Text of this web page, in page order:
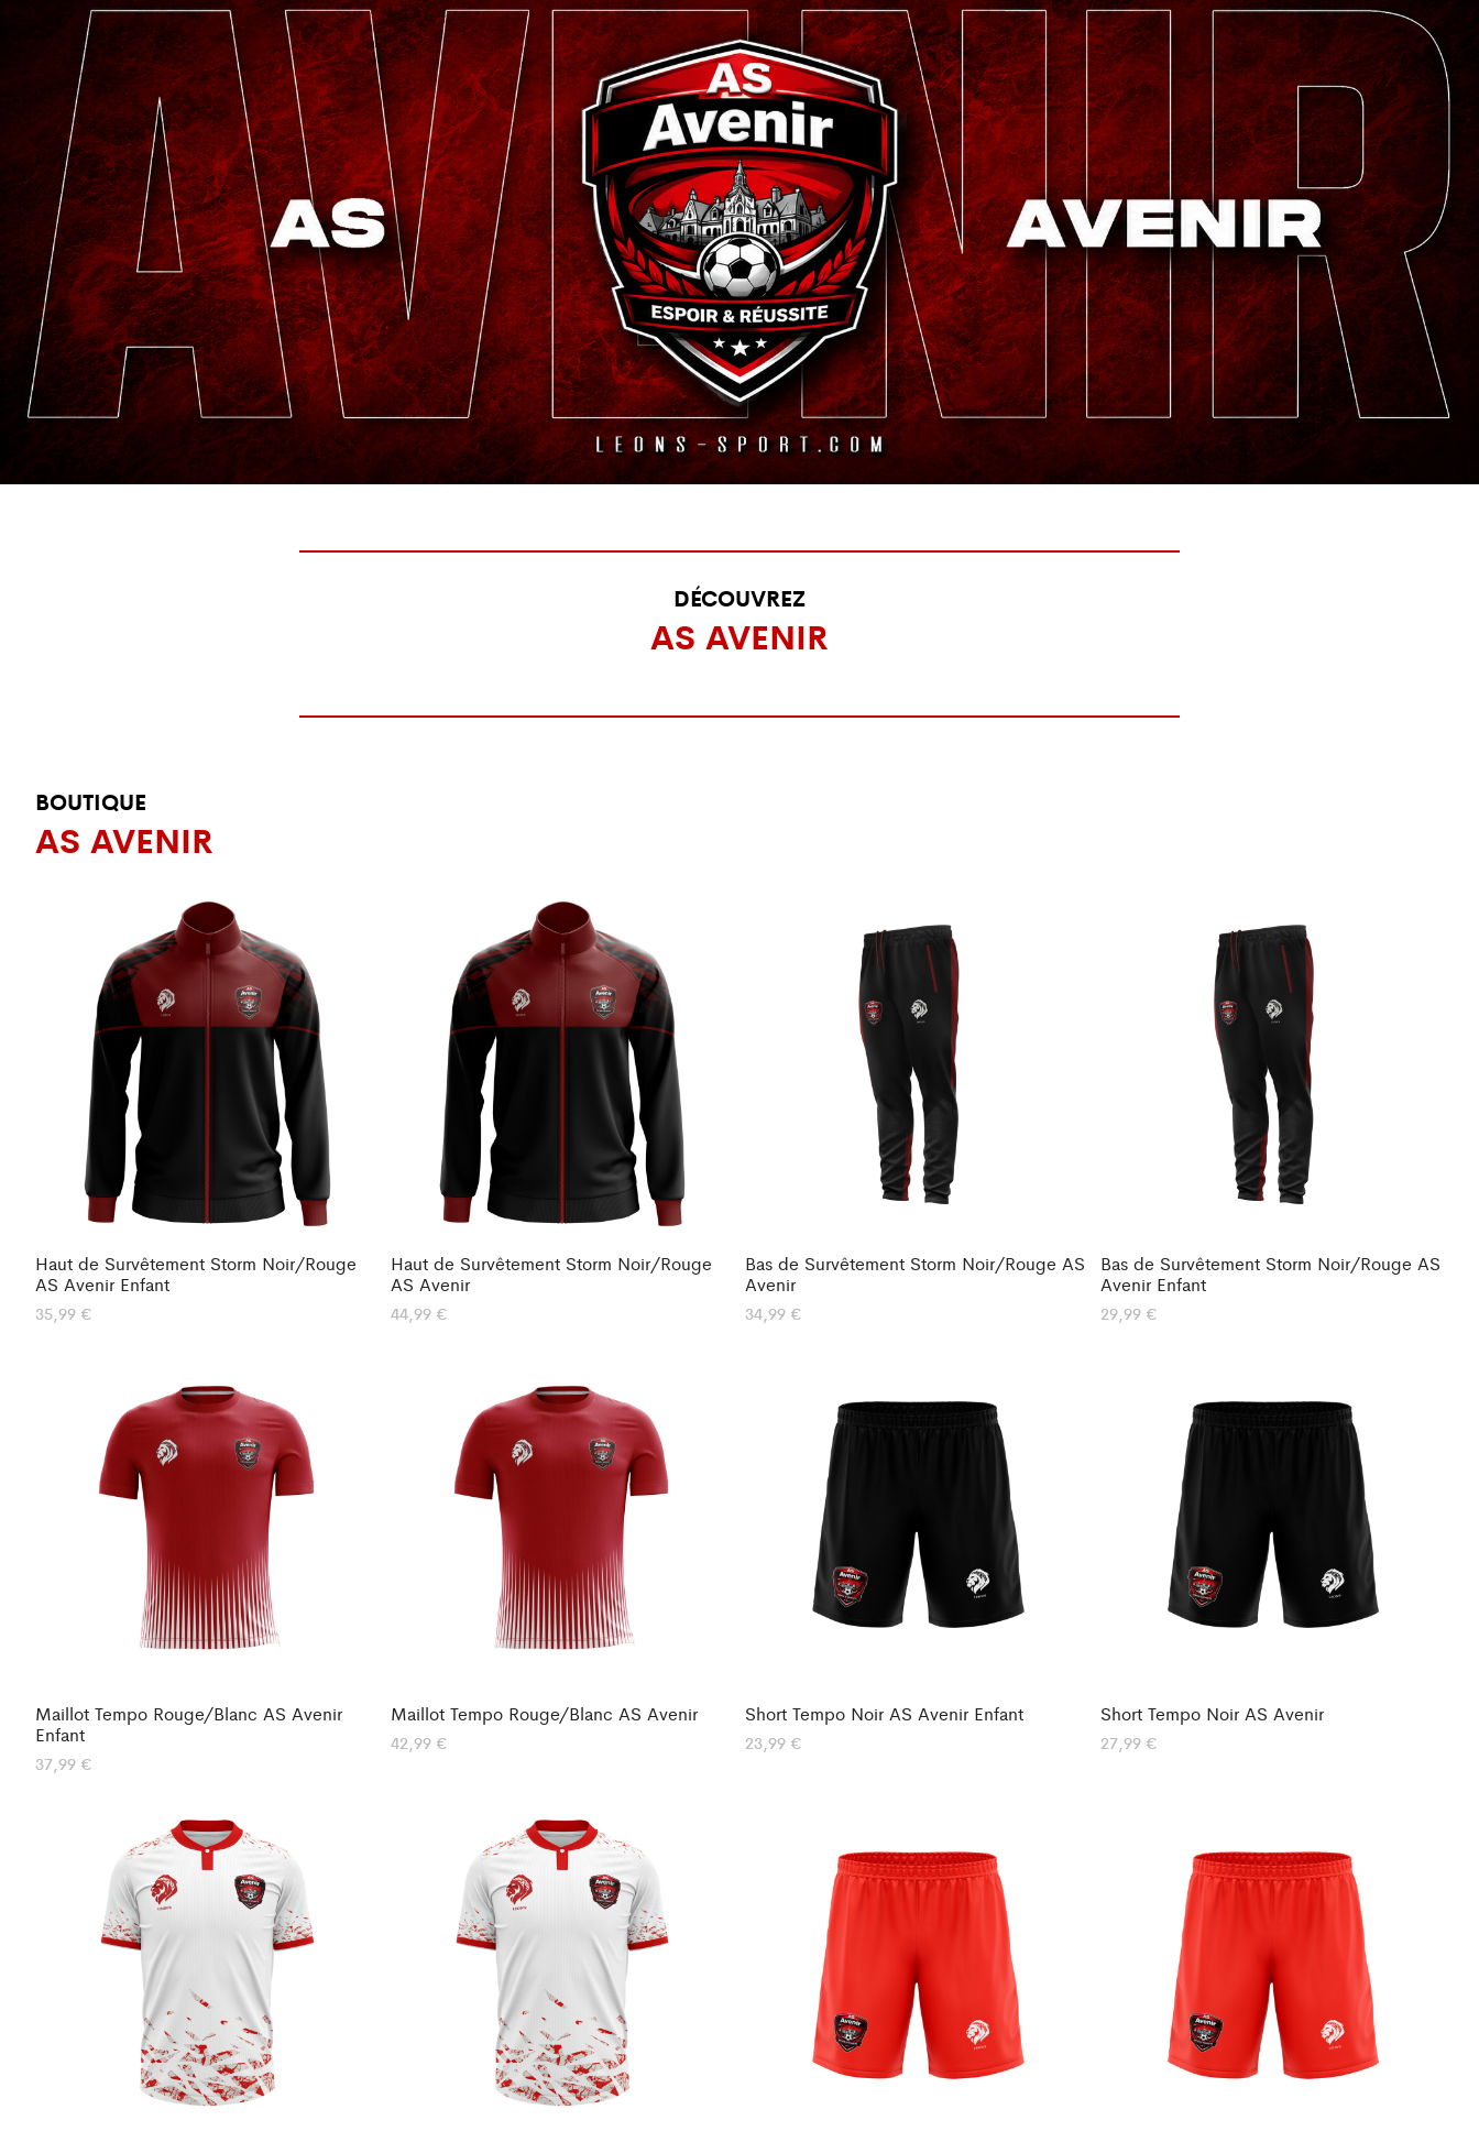
DÉCOUVREZ
AS AVENIR
BOUTIQUE
AS AVENIR
Haut de Survêtement Storm Noir/Rouge
AS Avenir Enfant
35,99 €
Haut de Survêtement Storm Noir/Rouge
AS Avenir
44,99 €
Bas de Survêtement Storm Noir/Rouge AS
Avenir
34,99 €
Bas de Survêtement Storm Noir/Rouge AS
Avenir Enfant
29,99 €
Maillot Tempo Rouge/Blanc AS Avenir
Enfant
37,99 €
Maillot Tempo Rouge/Blanc AS Avenir
42,99 €
Short Tempo Noir AS Avenir Enfant
23,99 €
Short Tempo Noir AS Avenir
27,99 €